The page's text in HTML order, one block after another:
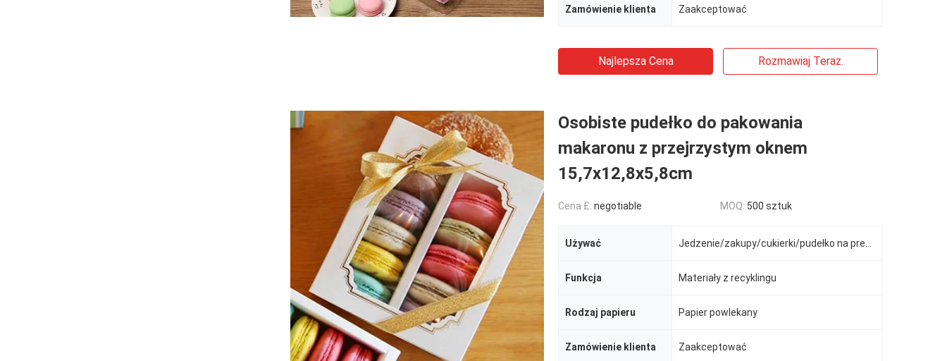
Zamówienie klienta Zaakceptować
Najlepsza Cena Rozmawiaj Teraz.
Osobiste pudełko do pakowania
makaronu z przejrzystym oknem
15,7x12,8x5,8cm
Cena £: negotiable MOQ: 500 sztuk
Używać
Funkcja Materiały z recyklingu
Rodzaj papieru Papier powlekany
Zamówienie klienta Zaakceptować